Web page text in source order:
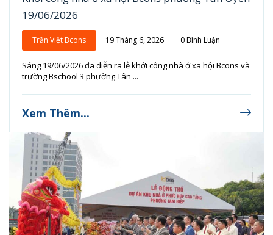
19/06/2026
Trần Việt Bcons 19 Tháng 6, 2026 0 Bình Luận
Sáng 19/06/2026 đã diễn ra lễ khởi công nhà ở xã hội Bcons và
trường Bschool 3 phường Tân ...
Xem Thêm...